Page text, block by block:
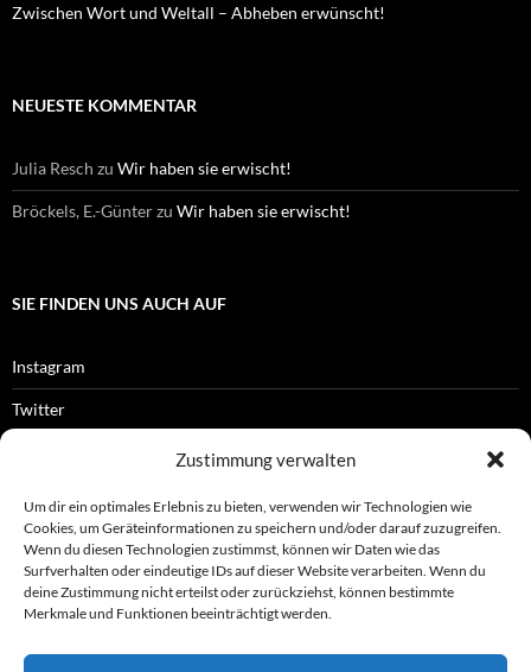
Zustimmung verwalten
Um dir ein optimales Erlebnis zu bieten, verwenden wir Technologien wie
Cookies, um Geräteinformationen zu speichern und/oder darauf zuzugreifen.
Wenn du diesen Technologien zustimmst, können wir Daten wie das
Surfverhalten oder eindeutige IDs auf dieser Website verarbeiten. Wenn du
deine Zustimmung nicht erteilst oder zurückziehst, können bestimmte
Merkmale und Funktionen beeinträchtigt werden.
Zwischen Wort und Weltall – Abheben erwünscht!
NEUESTE KOMMENTAR
Julia Resch zu Wir haben sie erwischt!
Bröckels, E.-Günterzu Wir haben sie erwischt!
SIE FINDEN UNS AUCH AUF
Instagram
Twitter
OFFIZIELLES
Impressum